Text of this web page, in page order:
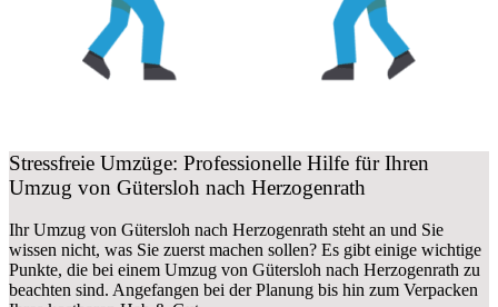
Stressfreie Umzüge: Professionelle Hilfe für Ihren
Umzug von Gütersloh nach Herzogenrath
Ihr Umzug von Gütersloh nach Herzogenrath steht an und Sie
wissen nicht, was Sie zuerst machen sollen? Es gibt einige wichtige
Punkte, die bei einem Umzug von Gütersloh nach Herzogenrath zu
beachten sind. Angefangen bei der Planung bis hin zum Verpacken